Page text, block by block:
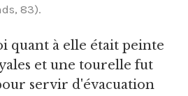
83).
quant à elle était peinte
et une tourelle fut
servir d'évacuation